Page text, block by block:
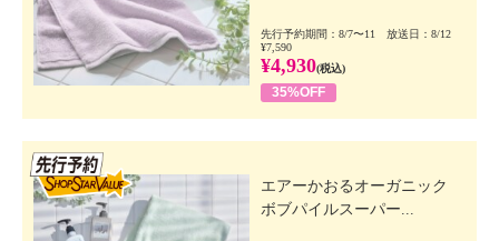
先行予約期間：8/7〜11 放送日：8/12
¥7,590
¥4,930(税込)
35%OFF
エアーかおるオーガニック
ボブパイルスーパー...